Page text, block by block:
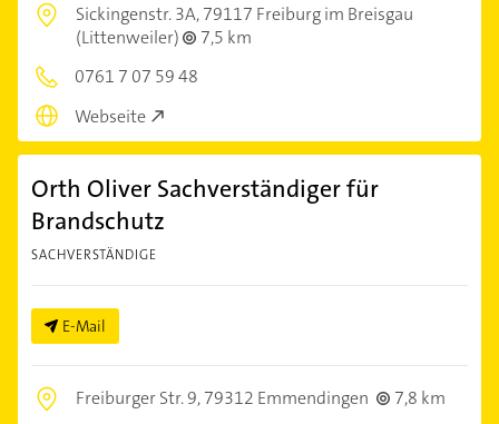
Sickingenstr. 3A,79117 Freiburg im Breisgau
(Littenweiler)
7,5 km
0761 7 07 59 48
Webseite
Orth Oliver Sachverständiger für
Brandschutz
SACHVERSTÄNDIGE
E-Mail
Freiburger Str. 9,79312 Emmendingen
7,8 km